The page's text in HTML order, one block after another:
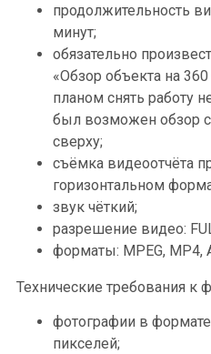
продолжительность
минут;
обязательно
«Обзор объекта на
планом снять работу
был возможен обзор
сверху;
съёмка видеоотчёта
горизонтальном
звук чёткий;
разрешение видео:
форматы: MPEG, MP4,
Технические требования к
фотографии в
пикселей;